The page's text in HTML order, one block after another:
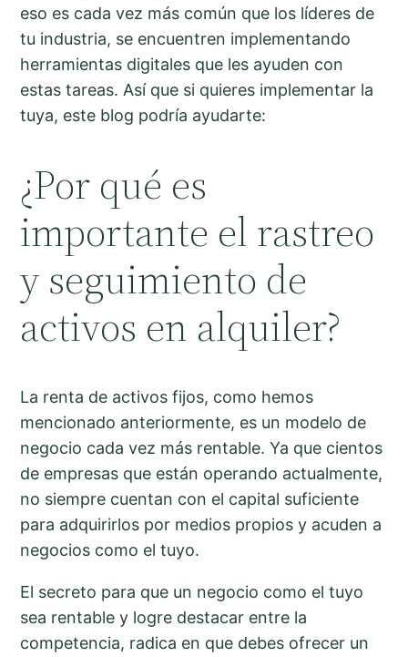
eso es cada vez más común que los líderes de
tu industria, se encuentren implementando
herramientas digitales que les ayuden con
estas tareas. Así que si quieres implementar la
tuya, este blog podría ayudarte:
¿Por qué es
importante el rastreo
y seguimiento de
activos en alquiler?
La renta de activos fijos, como hemos
mencionado anteriormente, es un modelo de
negocio cada vez más rentable. Ya que cientos
de empresas que están operando actualmente,
no siempre cuentan con el capital suficiente
para adquirirlos por medios propios y acuden a
negocios como el tuyo.
El secreto para que un negocio como el tuyo
sea rentable y logre destacar entre la
competencia, radica en que debes ofrecer un